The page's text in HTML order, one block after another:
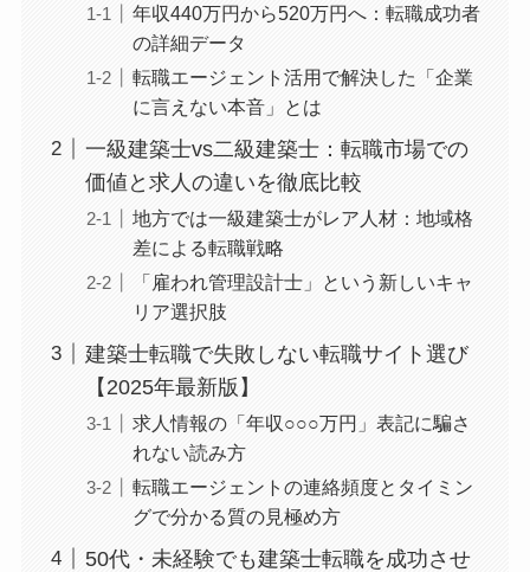
年収440万円から520万円へ：転職成功者
の詳細データ
転職エージェント活用で解決した「企業
に言えない本音」とは
一級建築士vs二級建築士：転職市場での
価値と求人の違いを徹底比較
地方では一級建築士がレア人材：地域格
差による転職戦略
「雇われ管理設計士」という新しいキャ
リア選択肢
建築士転職で失敗しない転職サイト選び
【2025年最新版】
求人情報の「年収○○○万円」表記に騙さ
れない読み方
転職エージェントの連絡頻度とタイミン
グで分かる質の見極め方
50代・未経験でも建築士転職を成功させ